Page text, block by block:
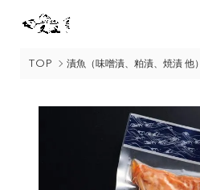
TOP 漬魚（味噌漬、粕漬、焼漬 他）